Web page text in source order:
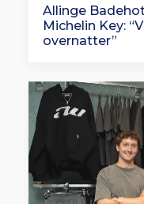
Allinge
Michelin Key:
overnatter”